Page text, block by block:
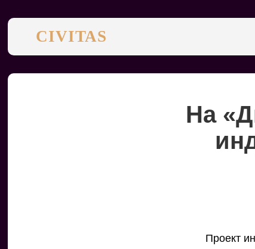
CIVITAS
На
Проект